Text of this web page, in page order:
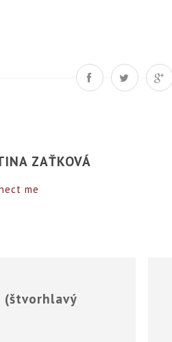
ZAŤKOVÁ
me
(štvorhlavý